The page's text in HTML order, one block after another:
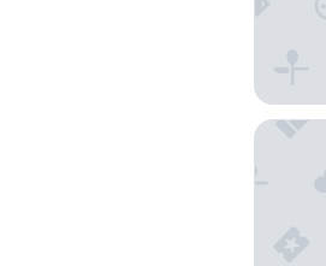
Lagoon